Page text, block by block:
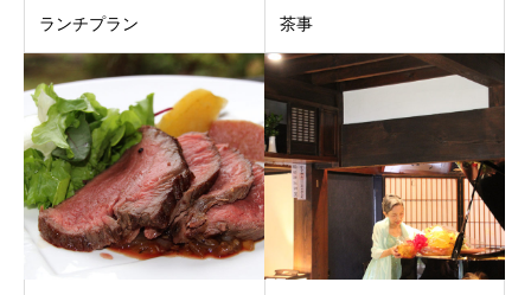
ランチプラン 茶事